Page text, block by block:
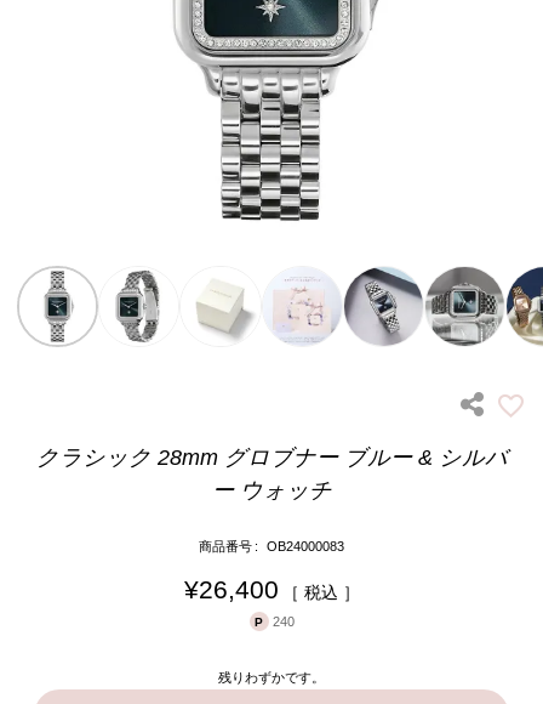
クラシック 28mm グロブナー ブルー & シルバ
ー ウォッチ
商品番号 OB24000083
¥26,400 税込
240
残りわずかです。